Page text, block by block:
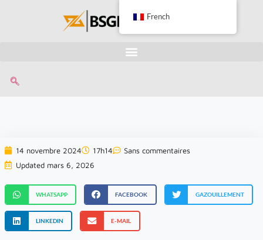
14 novembre 2024 17h14
Sans commentaires
Updated mars 6, 2026
WHATSAPP FACEBOOK GAZOUILLEMENT
LINKEDIN E-MAIL
French